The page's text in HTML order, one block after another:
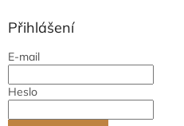
Přihlášení
E-mail
Heslo